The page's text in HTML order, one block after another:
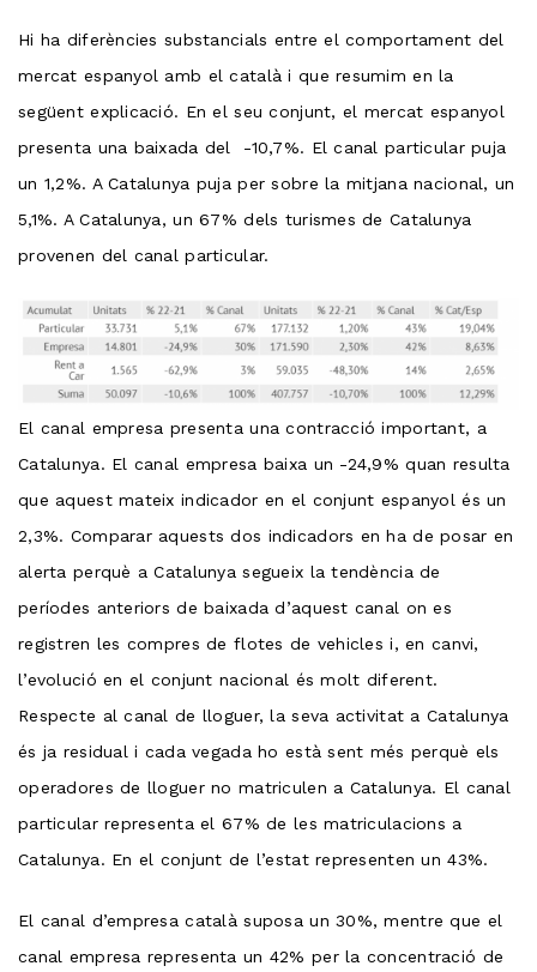
Hi ha diferències substancials entre el comportament del
mercat espanyol amb el català i que resumim en la
següent explicació. En el seu conjunt, el mercat espanyol
presenta una baixada del -10,7%. El canal particular puja
un 1,2%. A Catalunya puja per sobre la mitjana nacional, un
5,1%. A Catalunya, un 67% dels turismes de Catalunya
provenen del canal particular.
El canal empresa presenta una contracció important, a
Catalunya. El canal empresa baixa un -24,9% quan resulta
que aquest mateix indicador en el conjunt espanyol és un
2,3%. Comparar aquests dos indicadors en ha de posar en
alerta perquè a Catalunya segueix la tendència de
períodes anteriors de baixada d’aquest canal on es
registren les compres de flotes de vehicles i, en canvi,
l’evolució en el conjunt nacional és molt diferent.
Respecte al canal de lloguer, la seva activitat a Catalunya
és ja residual i cada vegada ho està sent més perquè els
operadores de lloguer no matriculen a Catalunya. El canal
particular representa el 67% de les matriculacions a
Catalunya. En el conjunt de l’estat representen un 43%.
El canal d’empresa català suposa un 30%, mentre que el
canal empresa representa un 42% per la concentració de